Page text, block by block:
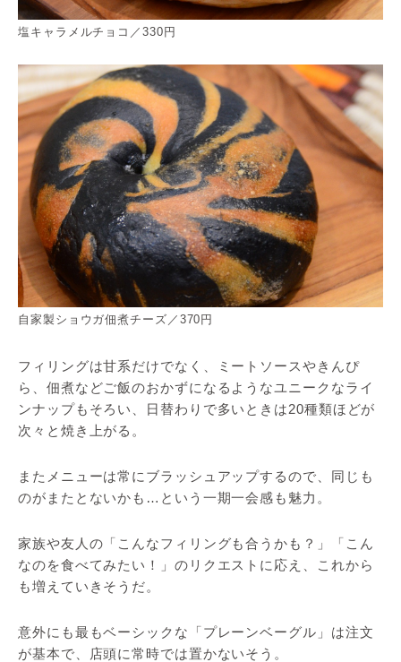
塩キャラメルチョコ／330円
自家製ショウガ佃煮チーズ／370円
フィリングは甘系だけでなく、ミートソースやきんぴ
ら、佃煮などご飯のおかずになるようなユニークなライ
ンナップもそろい、日替わりで多いときは20種類ほどが
次々と焼き上がる。
またメニューは常にブラッシュアップするので、同じも
のがまたとないかも…という一期一会感も魅力。
家族や友人の「こんなフィリングも合うかも？」「こん
なのを食べてみたい！」のリクエストに応え、これから
も増えていきそうだ。
意外にも最もベーシックな「プレーンベーグル」は注文
が基本で、店頭に常時では置かないそう。